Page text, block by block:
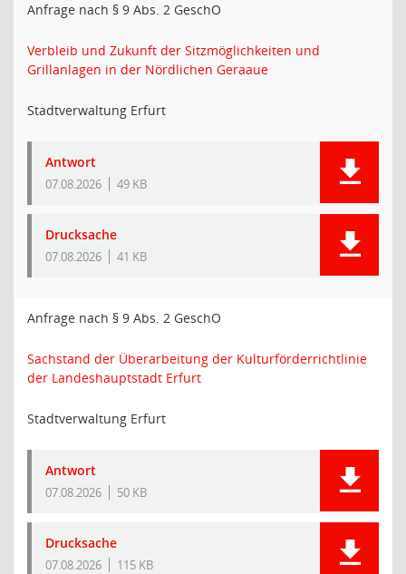
Anfrage nach § 9 Abs. 2 GeschO
Verbleib und Zukunft der Sitzmöglichkeiten und
Grillanlagen in der Nördlichen Geraaue
Stadtverwaltung Erfurt
Antwort
07.08.2026 49 KB
Drucksache
07.08.2026 41 KB
Anfrage nach § 9 Abs. 2 GeschO
Sachstand der Überarbeitung der Kulturförderrichtlinie
der Landeshauptstadt Erfurt
Stadtverwaltung Erfurt
Antwort
07.08.2026 50 KB
Drucksache
07.08.2026 115 KB